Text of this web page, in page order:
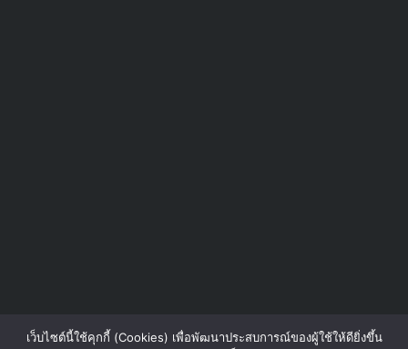
เว็บไซต์นี้ใช้คุกกี้ (Cookies) เพื่อพัฒนาประสบการณ์ของผู้ใช้ให้ดียิ่งขึ้น